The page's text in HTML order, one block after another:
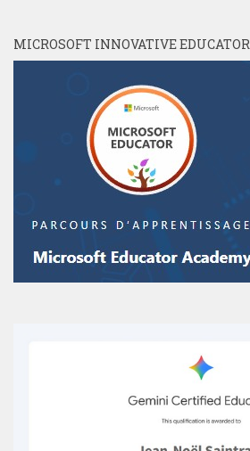
MICROSOFT INNOVATIVE EDUCATOR